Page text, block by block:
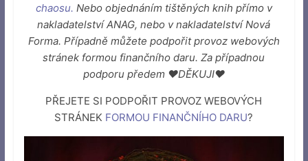
chaosu. Nebo objednáním tištěných knih přímo v
nakladatelství ANAG, nebo v nakladatelství Nová
Forma. Případně můžete podpořit provoz webových
stránek formou finančního daru. Za případnou
podporu předem ♥DĚKUJI♥
PŘEJETE SI PODPOŘIT PROVOZ WEBOVÝCH
STRÁNEK FORMOU FINANČNÍHO DARU?